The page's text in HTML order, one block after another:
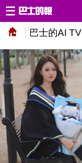
巴士的AI TV